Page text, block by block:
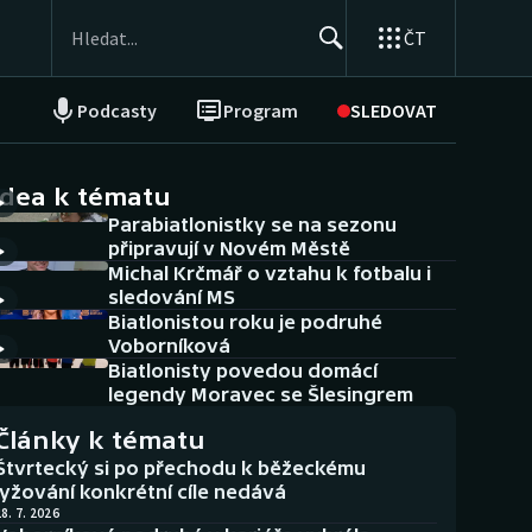
ČT
Podcasty Program SLEDOVAT
NEPŘEHLÉDNĚTE
Historické návraty
Aplikace ČT sport
AZ kvíz
k tématu
Parabiatlonistky se na sezonu
připravují v Novém Městě
Michal Krčmář o vztahu k fotbalu i
sledování MS
Biatlonistou roku je podruhé
Voborníková
Biatlonisty povedou domácí
legendy Moravec se Šlesingrem
k tématu
si po přechodu k běžeckému
konkrétní cíle nedává
7. 2026